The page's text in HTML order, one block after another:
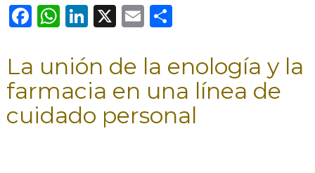
F
e
b
o
o
W
at
s
A
p
Li
k
e
dI
n
X E
ai
l
m
p
ar
ti
La unión de la enología y la
farmacia en una línea de
cuidado personal